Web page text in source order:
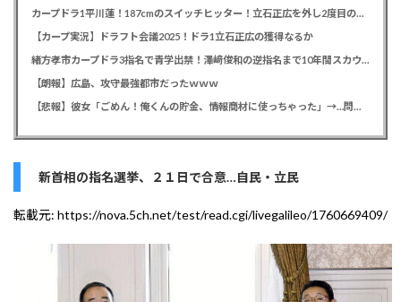
カープドラ1平川蓮！187cmのスイッチヒッター！立石正広を外し2度目の重複も新井監督がクジを引き当てる！【ドラフト会議2025】
【カープ実況】ドラフト会議2025！ドラ1立石正広の獲得なるか
緒方孝市カープドラ3指名で青学出禁！澤﨑俊和の逆指名まで10年間スカウト出禁
【朗報】広島、攻守最強都市だったｗｗｗ
【悲報】彼女「ごめん！俺くんの貯金、情報商材に使っちゃった」→…問い詰めたらギャン泣きされたんだが俺が悪いのか？
新首相の指名選挙、２１日で合意…自民・立民
転載元: https://nova.5ch.net/test/read.cgi/livegalileo/1760669409/